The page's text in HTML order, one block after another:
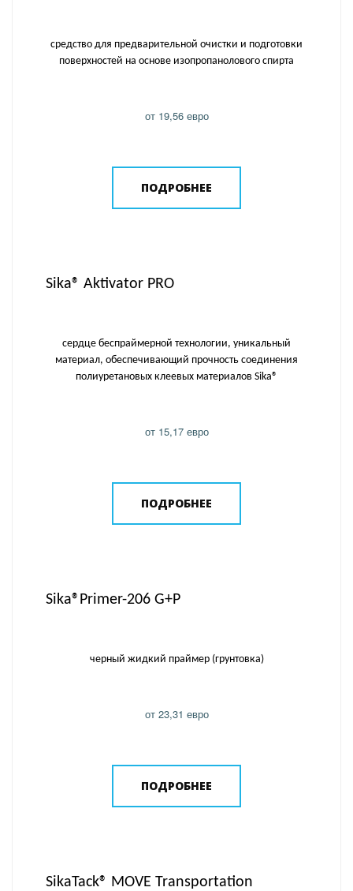
средство для предварительной очистки и подготовки
поверхностей на основе изопропанолового спирта
от 19,56 евро
ПОДРОБНЕЕ
Sika® Aktivator PRO
сердце беспраймерной технологии, уникальный
материал, обеспечивающий прочность соединения
полиуретановых клеевых материалов Sika®
от 15,17 евро
ПОДРОБНЕЕ
Sika®Primer-206 G+P
черный жидкий праймер (грунтовка)
от 23,31 евро
ПОДРОБНЕЕ
SikaTack® MOVE Transportation